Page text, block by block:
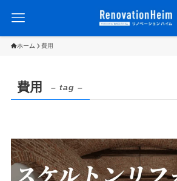
ホーム 費用
費用 – tag –